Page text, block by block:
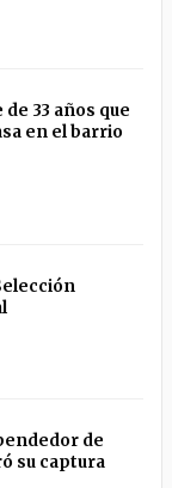
33 años que
en el barrio
de
su captura